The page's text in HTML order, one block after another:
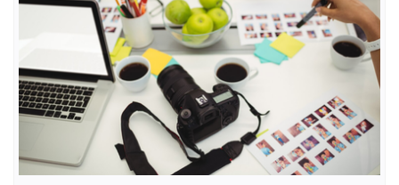
Pháp luật
Quân sự - Quốc phòng